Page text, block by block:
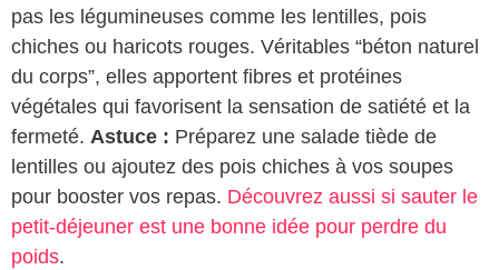
pas les légumineuses comme les lentilles, pois
chiches ou haricots rouges. Véritables “béton naturel
du corps”, elles apportent fibres et protéines
végétales qui favorisent la sensation de satiété et la
fermeté. Astuce : Préparez une salade tiède de
lentilles ou ajoutez des pois chiches à vos soupes
pour booster vos repas. Découvrez aussi si sauter le
petit-déjeuner est une bonne idée pour perdre du
poids.